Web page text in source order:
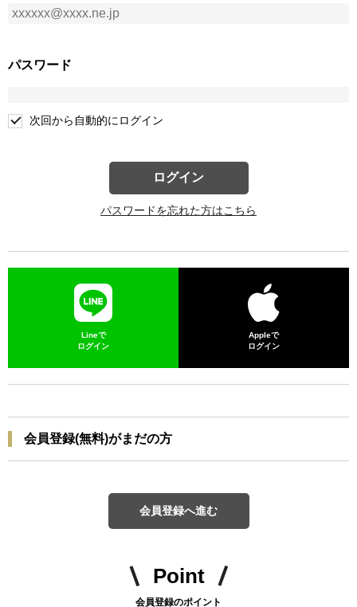
パスワード
次回から自動的にログイン
ログイン
パスワードを忘れた方はこちら
Lineで
ログイン
Appleで
ログイン
会員登録(無料)がまだの方
会員登録へ進む
Point
会員登録のポイント